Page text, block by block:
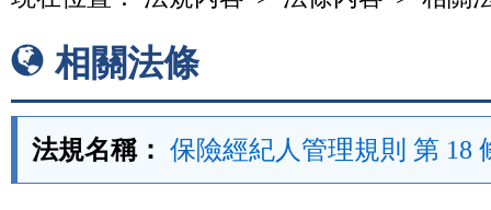
相關法條
法規名稱： 保險經紀人管理規則 第 18